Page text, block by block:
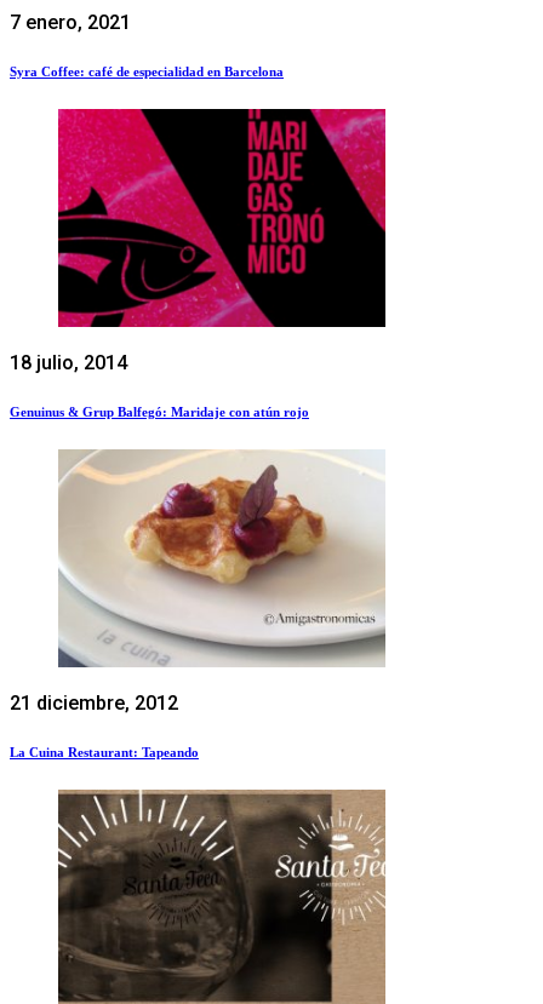
7 enero, 2021
Syra Coffee: café de especialidad en Barcelona
18 julio, 2014
Genuinus & Grup Balfegó: Maridaje con atún rojo
21 diciembre, 2012
La Cuina Restaurant: Tapeando